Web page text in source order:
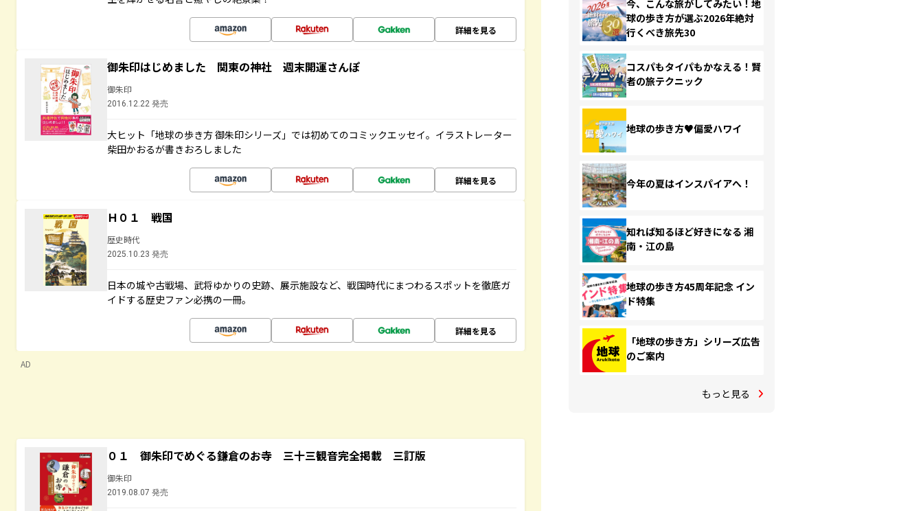
詳細を見る
御朱印はじめました 関東の神社 週末開運さんぽ
御朱印
2016.12.22 発売
大ヒット「地球の歩き方 御朱印シリーズ」では初めてのコミックエッセイ。イラストレーター
柴田かおるが書きおろしました
詳細を見る
Ｈ０１ 戦国
歴史時代
2025.10.23 発売
日本の城や古戦場、武将ゆかりの史跡、展示施設など、戦国時代にまつわるスポットを徹底ガ
イドする歴史ファン必携の一冊。
詳細を見る
AD
０１ 御朱印でめぐる鎌倉のお寺 三十三観音完全掲載 三訂版
御朱印
2019.08.07 発売
今、こんな旅がしてみたい！地
球の歩き方が選ぶ2026年絶対
行くべき旅先30
コスパもタイパもかなえる！賢
者の旅テクニック
地球の歩き方♥偏愛ハワイ
今年の夏はインスパイアへ！
知れば知るほど好きになる 湘
南・江の島
地球の歩き方45周年記念 イン
ド特集
「地球の歩き方」シリーズ広告
のご案内
もっと見る